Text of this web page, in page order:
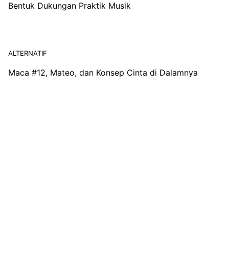
Bentuk Dukungan Praktik Musik
ALTERNATIF
Maca #12, Mateo, dan Konsep Cinta di Dalamnya